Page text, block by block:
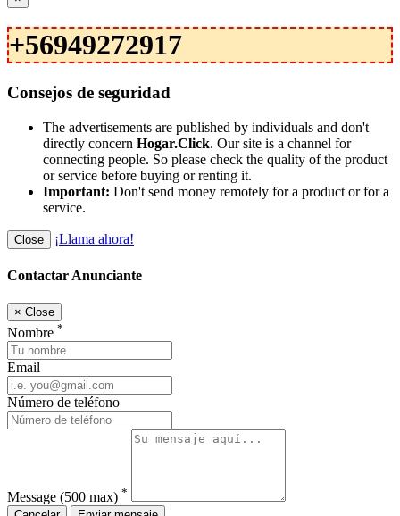
+56949272917
Consejos de seguridad
The advertisements are published by individuals and don't
directly concern Hogar.Click. Our site is a channel for
connecting people. So please check the quality of the product
or service before buying or renting it.
Important: Don't send money remotely for a product or for a
service.
Close ¡Llama ahora!
Contactar Anunciante
× Close
Nombre *
Email
Número de teléfono
Message (500 max) *